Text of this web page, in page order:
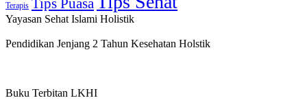
Terapis Tips Puasa
Yayasan Sehat Islami Holistik
Pendidikan Jenjang 2 Tahun Kesehatan Holstik
Buku Terbitan LKHI